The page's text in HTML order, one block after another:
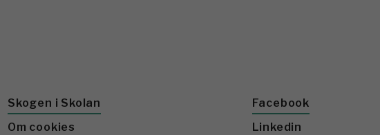
Skogen i Skolan
Om cookies
Facebook
Linkedin